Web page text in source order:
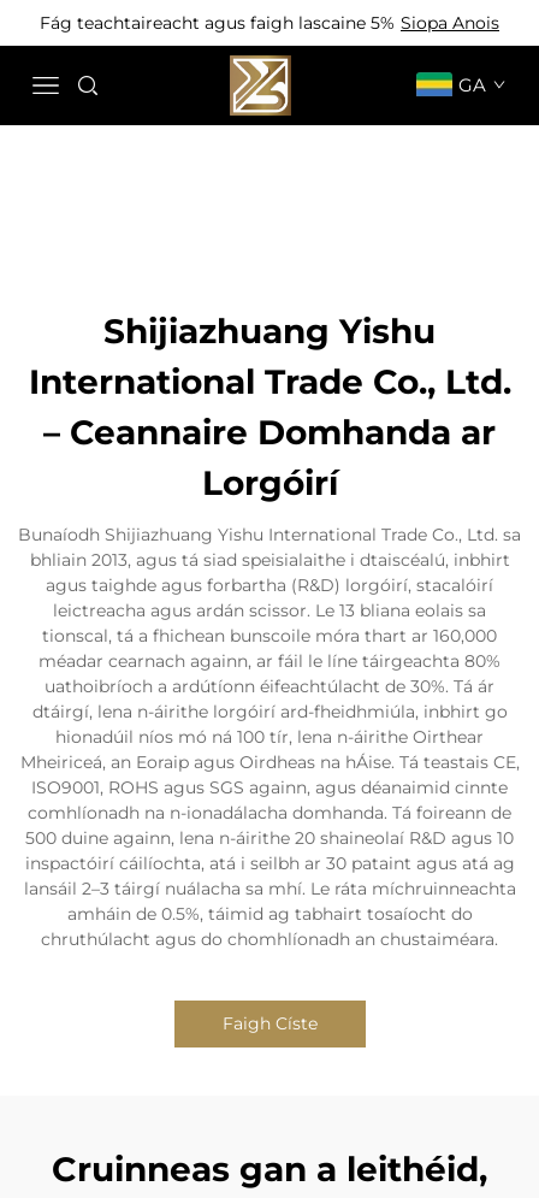
Fág teachtaireacht agus faigh lascaine 5% Siopa Anois
GA
Shijiazhuang Yishu
International Trade Co., Ltd.
– Ceannaire Domhanda ar
Lorgóirí
Bunaíodh Shijiazhuang Yishu International Trade Co., Ltd. sa
bhliain 2013, agus tá siad speisialaithe i dtaiscéalú, inbhirt
agus taighde agus forbartha (R&D) lorgóirí, stacalóirí
leictreacha agus ardán scissor. Le 13 bliana eolais sa
tionscal, tá a fhichean bunscoile móra thart ar 160,000
méadar cearnach againn, ar fáil le líne táirgeachta 80%
uathoibríoch a ardútíonn éifeachtúlacht de 30%. Tá ár
dtáirgí, lena n-áirithe lorgóirí ard-fheidhmiúla, inbhirt go
hionadúil níos mó ná 100 tír, lena n-áirithe Oirthear
Mheiriceá, an Eoraip agus Oirdheas na hÁise. Tá teastais CE,
ISO9001, ROHS agus SGS againn, agus déanaimid cinnte
comhlíonadh na n-ionadálacha domhanda. Tá foireann de
500 duine againn, lena n-áirithe 20 shaineolaí R&D agus 10
inspactóirí cáilíochta, atá i seilbh ar 30 pataint agus atá ag
lansáil 2–3 táirgí nuálacha sa mhí. Le ráta míchruinneachta
amháin de 0.5%, táimid ag tabhairt tosaíocht do
chruthúlacht agus do chomhlíonadh an chustaiméara.
Faigh Císte
Cruinneas gan a leithéid,